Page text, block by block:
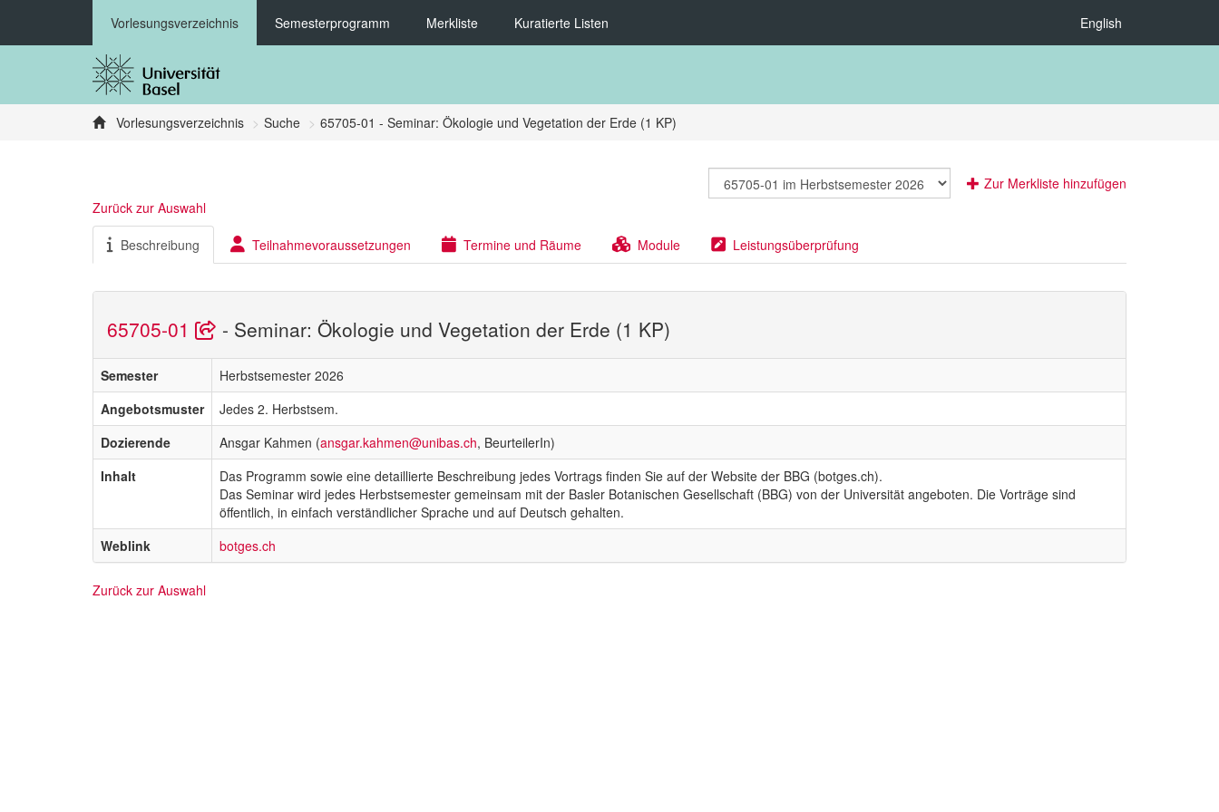
Vorlesungsverzeichnis Semesterprogramm Merkliste Kuratierte Listen English
Vorlesungsverzeichnis Suche 65705-01 - Seminar: Ökologie und Vegetation der Erde (1 KP)
Zur Merkliste hinzufügen
Zurück zur Auswahl
Beschreibung Teilnahmevoraussetzungen Termine und Räume Module Leistungsüberprüfung
65705-01 - Seminar: Ökologie und Vegetation der Erde (1 KP)
Semester
Herbstsemester 2026
Angebotsmuster
Jedes 2. Herbstsem.
Dozierende
Ansgar Kahmen (ansgar.kahmen@unibas.ch, BeurteilerIn)
Inhalt
Das Programm sowie eine detaillierte Beschreibung jedes Vortrags finden Sie auf der Website der BBG (botges.ch).
Das Seminar wird jedes Herbstsemester gemeinsam mit der Basler Botanischen Gesellschaft (BBG) von der Universität angeboten. Die Vorträge sind
öffentlich, in einfach verständlicher Sprache und auf Deutsch gehalten.
Weblink
botges.ch
Zurück zur Auswahl